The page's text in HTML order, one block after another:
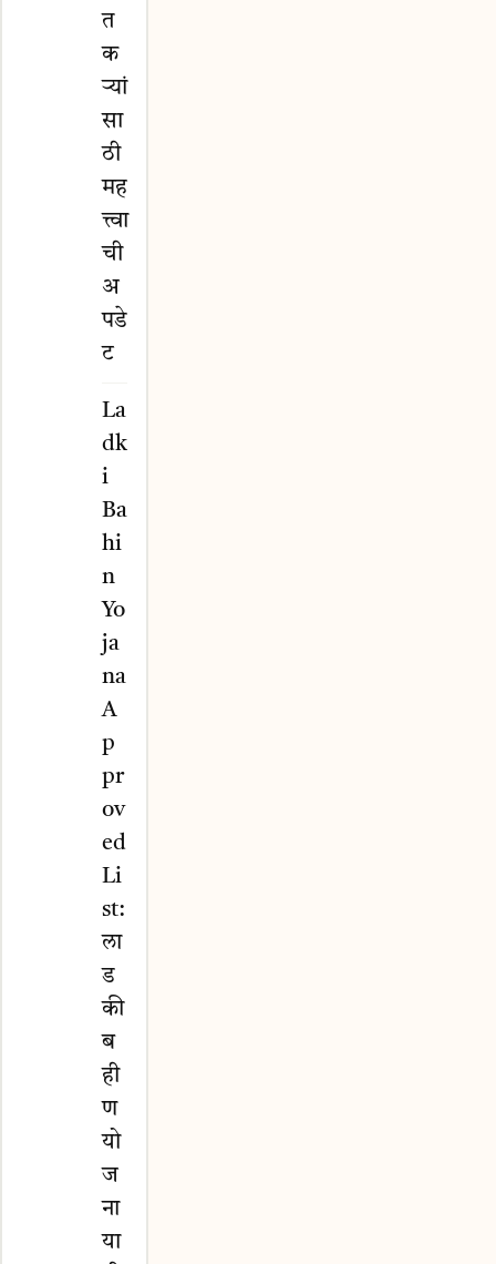
त
क
ऱ्यां
सा
ठी
मह
त्त्वा
ची
अ
पडे
ट
La
dk
i
Ba
hi
n
Yo
ja
na
A
p
pr
ov
ed
Li
st:
ला
ड
की
ब
ही
ण
यो
ज
ना
या